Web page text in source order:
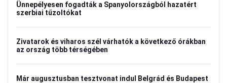
Ünnepélyesen fogadták a Spanyolországból hazatért
szerbiai tűzoltókat
Zivatarok és viharos szél várhatók a következő órákban
az ország több térségében
Már augusztusban tesztvonat indul Belgrád és Budapest